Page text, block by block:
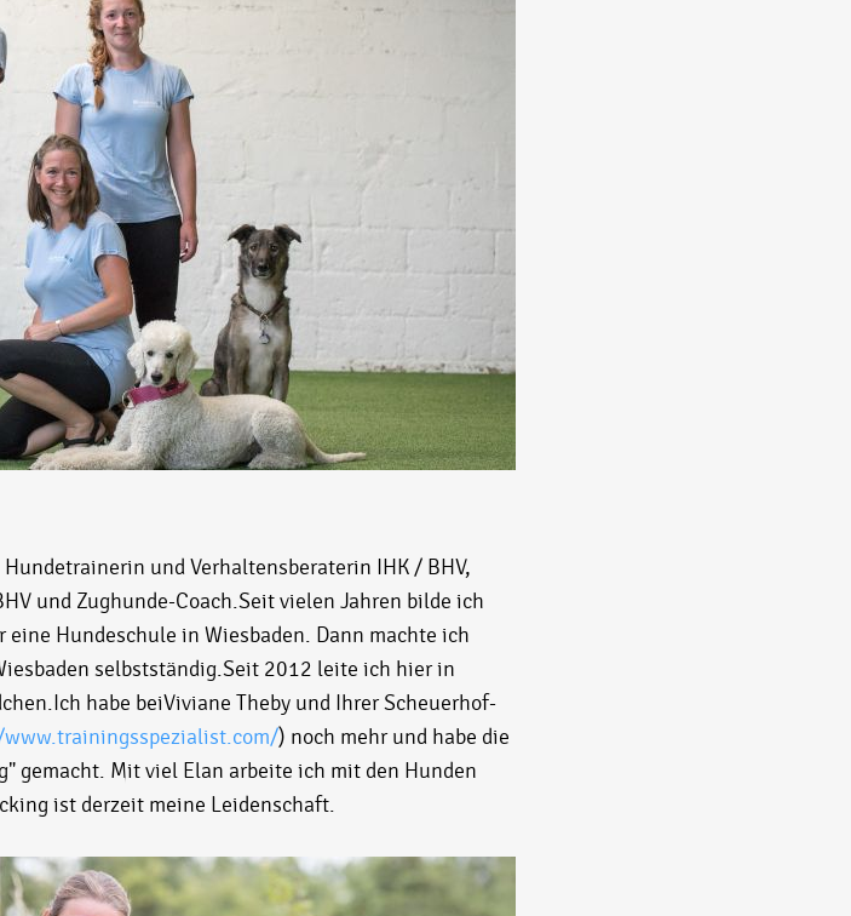
und Verhaltensberaterin IHK / BHV,
und Zughunde-Coach.Seit vielen Jahren bilde ich
Hundeschule in Wiesbaden. Dann machte ich
selbstständig.Seit 2012 leite ich hier in
habe beiViviane Theby und Ihrer Scheuerhof-
) noch mehr und habe die
gemacht. Mit viel Elan arbeite ich mit den Hunden
ist derzeit meine Leidenschaft.